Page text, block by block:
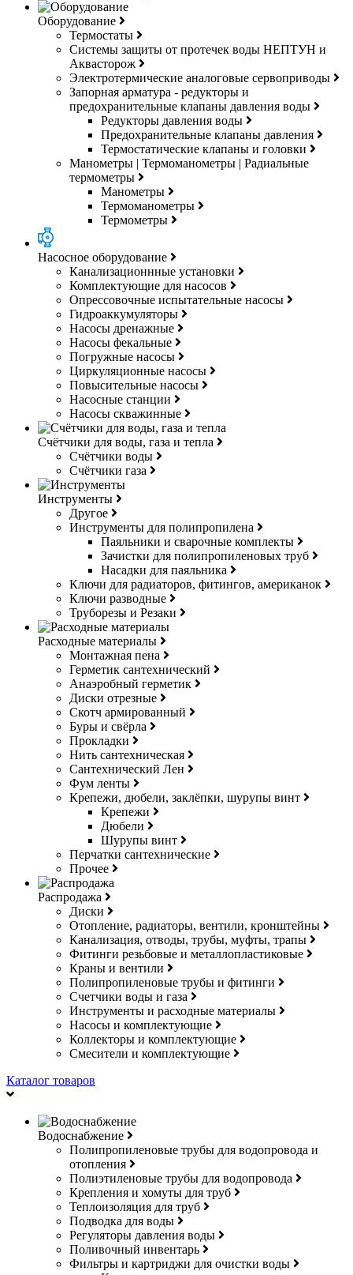
Оборудование
Термостаты
Системы защиты от протечек воды НЕПТУН и
Аквасторож
Электротермические аналоговые сервоприводы
Запорная арматура - редукторы и
предохранительные клапаны давления воды
Редукторы давления воды
Предохранительные клапаны давления
Термостатические клапаны и головки
Манометры | Термоманометры | Радиальные
термометры
Манометры
Термоманометры
Термометры
Насосное оборудование
Канализационнные установки
Комплектующие для насосов
Опрессовочные испытательные насосы
Гидроаккумуляторы
Насосы дренажные
Насосы фекальные
Погружные насосы
Циркуляционные насосы
Повысительные насосы
Насосные станции
Насосы скважинные
Счётчики для воды, газа и тепла
Счётчики воды
Счётчики газа
Инструменты
Другое
Инструменты для полипропилена
Паяльники и сварочные комплекты
Зачистки для полипропиленовых труб
Насадки для паяльника
Ключи для радиаторов, фитингов, американок
Ключи разводные
Труборезы и Резаки
Расходные материалы
Монтажная пена
Герметик сантехнический
Анаэробный герметик
Диски отрезные
Скотч армированный
Буры и свёрла
Прокладки
Нить сантехническая
Сантехнический Лен
Фум ленты
Крепежи, дюбели, заклёпки, шурупы винт
Крепежи
Дюбели
Шурупы винт
Перчатки сантехнические
Прочее
Распродажа
Диски
Отопление, радиаторы, вентили, кронштейны
Канализация, отводы, трубы, муфты, трапы
Фитинги резьбовые и металлопластиковые
Краны и вентили
Полипропиленовые трубы и фитинги
Счетчики воды и газа
Инструменты и расходные материалы
Насосы и комплектующие
Коллекторы и комплектующие
Смесители и комплектующие
Каталог товаров
Водоснабжение
Полипропиленовые трубы для водопровода и
отопления
Полиэтиленовые трубы для водопровода
Крепления и хомуты для труб
Теплоизоляция для труб
Подводка для воды
Регуляторы давления воды
Поливочный инвентарь
Фильтры и картриджи для очистки воды